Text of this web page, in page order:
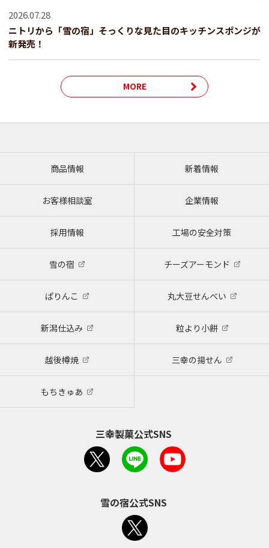
2026.07.28
ニトリから「雪の宿」そっくりな見た目のキッチンスポンジが
新発売！
MORE
商品情報 新着情報
お客様相談室 企業情報
採用情報 工場の安全対策
雪の宿 チーズアーモンド
ぱりんこ 丸大豆せんべい
新潟仕込み 粒より小餅
越後樽焼 三幸の揚せん
もちきゅあ
三幸製菓公式SNS
雪の宿公式SNS